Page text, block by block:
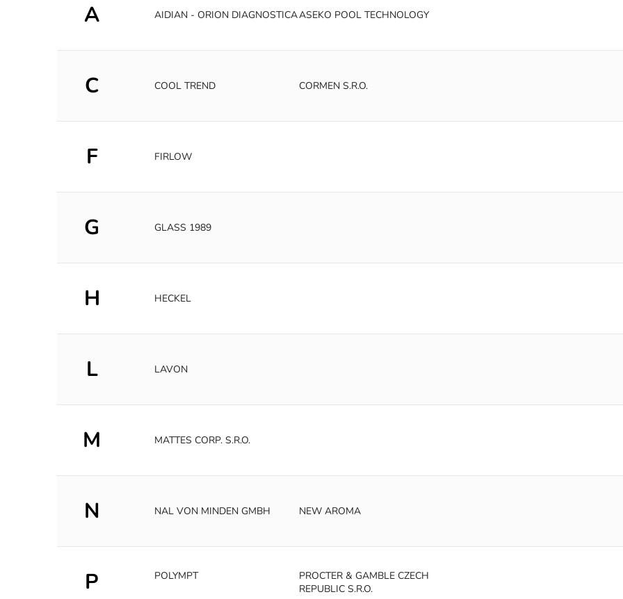
A AIDIAN - ORION DIAGNOSTICAASEKO POOL TECHNOLOGY
C COOL TREND CORMEN S.R.O.
F FIRLOW
G GLASS 1989
H HECKEL
L LAVON
M MATTES CORP. S.R.O.
N NAL VON MINDEN GMBH NEW AROMA
P POLYMPT
PROCTER & GAMBLE CZECH
REPUBLIC S.R.O.